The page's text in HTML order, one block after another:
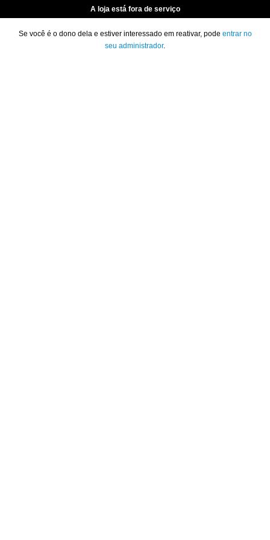
A loja está fora de serviço
Se você é o dono dela e estiver interessado em reativar, pode entrar no
seu administrador.